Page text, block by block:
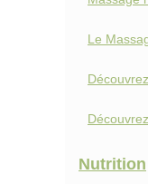
Le
Nutrition